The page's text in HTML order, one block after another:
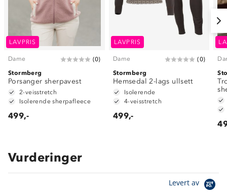
LAVPRIS
Dame (0)
Stormberg
Porsanger sherpavest
2-veisstretch
Isolerende sherpafleece
499,-
LAVPRIS
Dame (0)
Stormberg
Hemsedal 2-lags ullsett
Isolerende
4-veisstretch
499,-
Vurderinger
Levert av